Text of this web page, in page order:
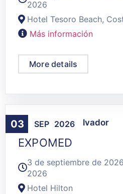
2026
Hotel Tesoro Beach,
Más información
More details
03 SEP 2026
Agenda San Salvador
EXPOMED
3 de septiembre de
2026
Hotel Hilton